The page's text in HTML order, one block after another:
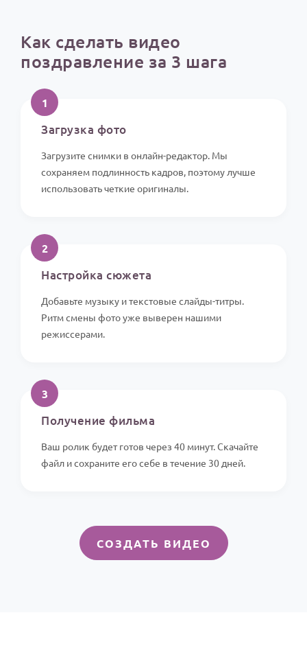
Как сделать видео
поздравление за 3 шага
1
Загрузка фото
Загрузите снимки в онлайн-редактор. Мы
сохраняем подлинность кадров, поэтому лучше
использовать четкие оригиналы.
2
Настройка сюжета
Добавьте музыку и текстовые слайды-титры.
Ритм смены фото уже выверен нашими
режиссерами.
3
Получение фильма
Ваш ролик будет готов через 40 минут. Скачайте
файл и сохраните его себе в течение 30 дней.
СОЗДАТЬ ВИДЕО